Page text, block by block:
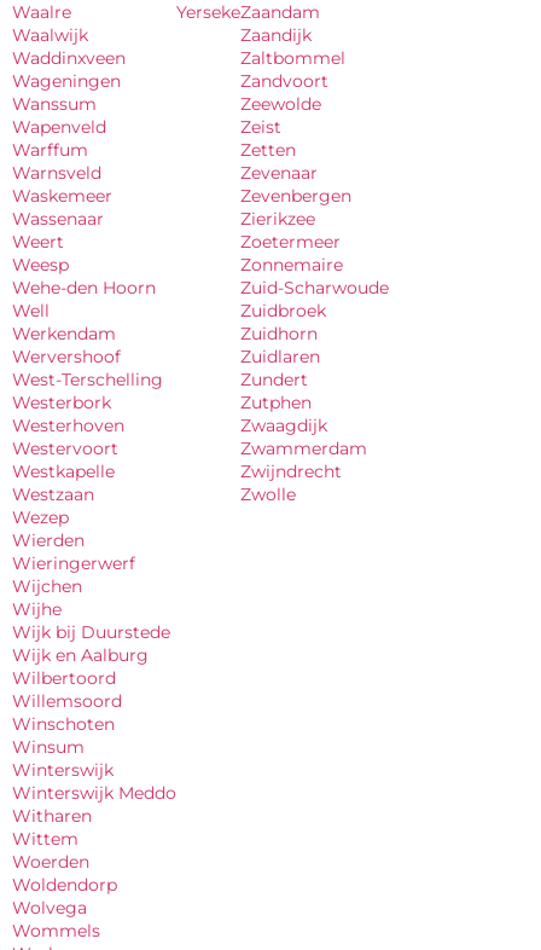
Waalre
Waalwijk
Waddinxveen
Wageningen
Wanssum
Wapenveld
Warffum
Warnsveld
Waskemeer
Wassenaar
Weert
Weesp
Wehe-den Hoorn
Well
Werkendam
Wervershoof
West-Terschelling
Westerbork
Westerhoven
Westervoort
Westkapelle
Westzaan
Wezep
Wierden
Wieringerwerf
Wijchen
Wijhe
Wijk bij Duurstede
Wijk en Aalburg
Wilbertoord
Willemsoord
Winschoten
Winsum
Winterswijk
Winterswijk Meddo
Witharen
Wittem
Woerden
Woldendorp
Wolvega
Wommels
YersekeZaandam
Zaandijk
Zaltbommel
Zandvoort
Zeewolde
Zeist
Zetten
Zevenaar
Zevenbergen
Zierikzee
Zoetermeer
Zonnemaire
Zuid-Scharwoude
Zuidbroek
Zuidhorn
Zuidlaren
Zundert
Zutphen
Zwaagdijk
Zwammerdam
Zwijndrecht
Zwolle